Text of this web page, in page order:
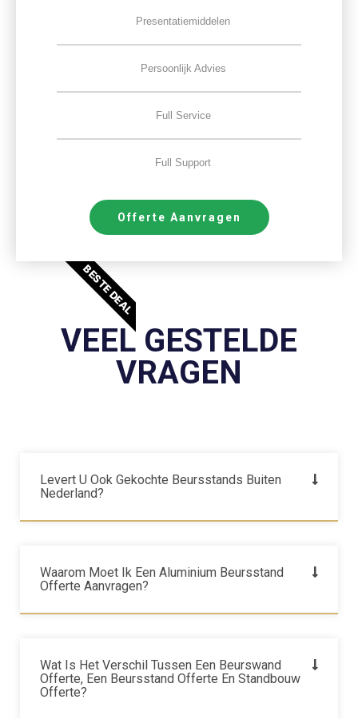
Presentatiemiddelen
Persoonlijk Advies
Full Service
Full Support
Offerte Aanvragen
BESTE DEAL
VEEL GESTELDE
VRAGEN
Levert U Ook Gekochte Beursstands Buiten
Nederland?
Waarom Moet Ik Een Aluminium Beursstand
Offerte Aanvragen?
Wat Is Het Verschil Tussen Een Beurswand
Offerte, Een Beursstand Offerte En Standbouw
Offerte?